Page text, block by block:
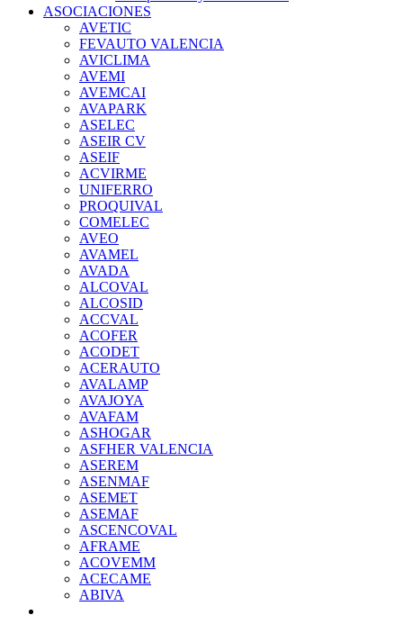
ASOCIACIONES
AVETIC
FEVAUTO VALENCIA
AVICLIMA
AVEMI
AVEMCAI
AVAPARK
ASELEC
ASEIR CV
ASEIF
ACVIRME
UNIFERRO
PROQUIVAL
COMELEC
AVEO
AVAMEL
AVADA
ALCOVAL
ALCOSID
ACCVAL
ACOFER
ACODET
ACERAUTO
AVALAMP
AVAJOYA
AVAFAM
ASHOGAR
ASFHER VALENCIA
ASEREM
ASENMAF
ASEMET
ASEMAF
ASCENCOVAL
AFRAME
ACOVEMM
ACECAME
ABIVA